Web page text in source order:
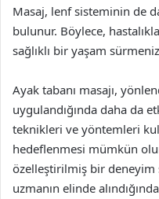
Masaj, lenf sisteminin de
bulunur. Böylece,
sağlıklı bir yaşam
Ayak tabanı masajı,
uygulandığında daha da
teknikleri ve yöntemleri
hedeflenmesi mümkün
özelleştirilmiş bir deneyim
uzmanın elinde